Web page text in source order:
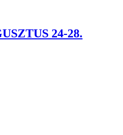
24-28.